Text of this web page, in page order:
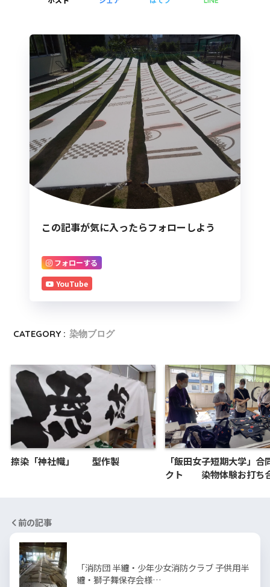
この記事が気に入ったらフォローしよう
フォローする
YouTube
CATEGORY : 染物ブログ
捺染「神社幟」 型作製
「飯田女子短期大学」合
クト 染物体験お打ち
前の記事
「消防団 半纏・少年少女消防クラブ 子供用半
纏・獅子舞保存会様…